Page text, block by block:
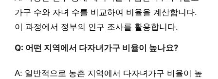
가구 수와 자녀 수를 비교하여 비율을 계산합니다.
이 과정에서 정부의 인구 조사를 활용합니다.
Q: 어떤 지역에서 다자녀가구 비율이 높나요?
A: 일반적으로 농촌 지역에서 다자녀가구 비율이 높